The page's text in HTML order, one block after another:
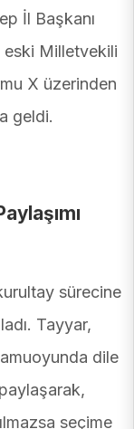
İl Başkanı
eski Milletvekili
X üzerinden
geldi.
sürecine
Tayyar,
dile
seçime